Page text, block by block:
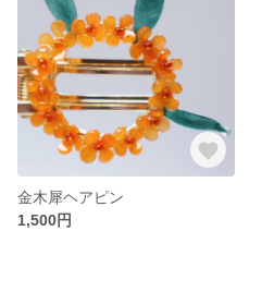
金木犀ヘアピン
1,500円